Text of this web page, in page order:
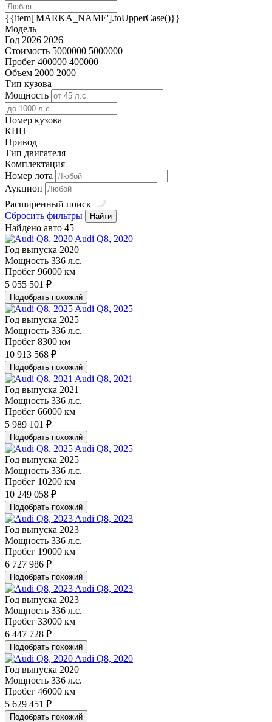
{{item['MARKA_NAME'].toUpperCase()}}
Модель
Год 2026 2026
Стоимость 5000000 5000000
Пробег 400000 400000
Объем 2000 2000
Тип кузова
Мощность
Номер кузова
КПП
Привод
Тип двигателя
Комплектация
Номер лота
Аукцион
Расширенный поиск
Сбросить фильтры
Найти
Найдено авто 45
Audi Q8, 2020
Год выпуска 2020
Мощность 336 л.с.
Пробег 96000 км
5 055 501 ₽
Подобрать похожий
Audi Q8, 2025
Год выпуска 2025
Мощность 336 л.с.
Пробег 8300 км
10 913 568 ₽
Подобрать похожий
Audi Q8, 2021
Год выпуска 2021
Мощность 336 л.с.
Пробег 66000 км
5 989 101 ₽
Подобрать похожий
Audi Q8, 2025
Год выпуска 2025
Мощность 336 л.с.
Пробег 10200 км
10 249 058 ₽
Подобрать похожий
Audi Q8, 2023
Год выпуска 2023
Мощность 336 л.с.
Пробег 19000 км
6 727 986 ₽
Подобрать похожий
Audi Q8, 2023
Год выпуска 2023
Мощность 336 л.с.
Пробег 33000 км
6 447 728 ₽
Подобрать похожий
Audi Q8, 2020
Год выпуска 2020
Мощность 336 л.с.
Пробег 46000 км
5 629 451 ₽
Подобрать похожий